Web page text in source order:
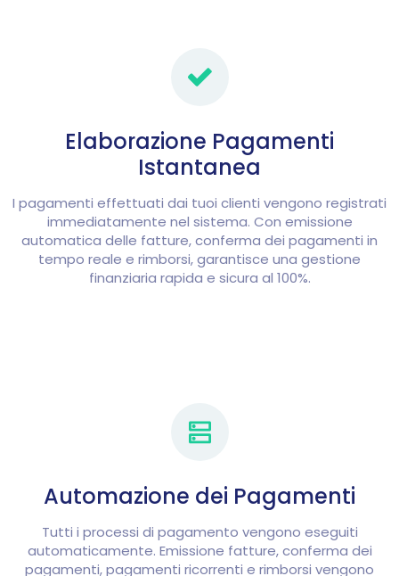
Elaborazione Pagamenti
Istantanea
I pagamenti effettuati dai tuoi clienti vengono registrati
immediatamente nel sistema. Con emissione
automatica delle fatture, conferma dei pagamenti in
tempo reale e rimborsi, garantisce una gestione
finanziaria rapida e sicura al 100%.
Automazione dei Pagamenti
Tutti i processi di pagamento vengono eseguiti
automaticamente. Emissione fatture, conferma dei
pagamenti, pagamenti ricorrenti e rimborsi vengono